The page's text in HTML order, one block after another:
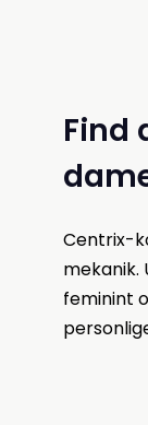
Find
Centrix-
mekanik.
feminint